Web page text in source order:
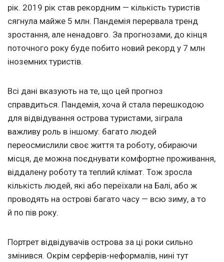
рік. 2019 рік став рекордним — кількість туристів
сягнула майже 5 млн. Пандемія перервала тренд
зростання, але ненадовго. За прогнозами, до кінця
поточного року буде побито новий рекорд у 7 млн
іноземних туристів.
Всі дані вказують на те, що цей прогноз
справдиться. Пандемія, хоча й стала перешкодою
для відвідування острова туристами, зіграла
важливу роль в іншому: багато людей
переосмислили своє життя та роботу, обираючи
місця, де можна поєднувати комфортне проживання,
віддалену роботу та теплий клімат. Тож зросла
кількість людей, які або переїхали на Балі, або ж
проводять на острові багато часу — всю зиму, а то
й по пів року.
Портрет відвідувачів острова за ці роки сильно
змінився. Окрім серферів-неформалів, нині тут